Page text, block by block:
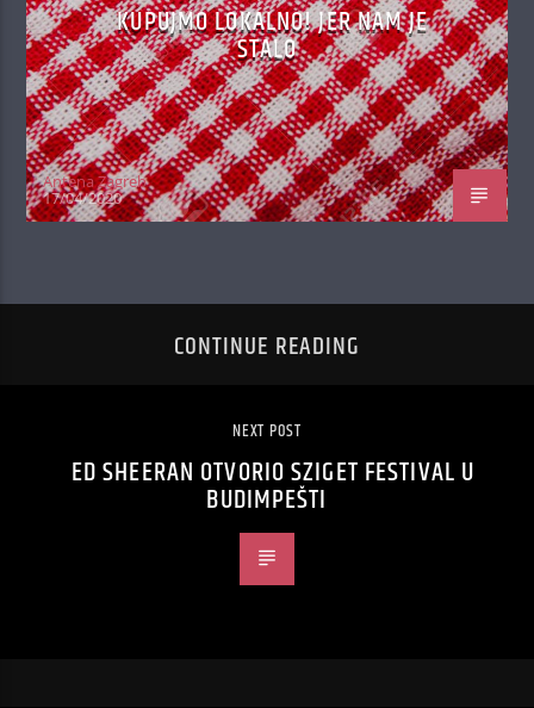
KUPUJMO LOKALNO! JER NAM JE
STALO
Antena Zagreb
17/04/2020
CONTINUE READING
NEXT POST
ED SHEERAN OTVORIO SZIGET FESTIVAL U
BUDIMPEŠTI